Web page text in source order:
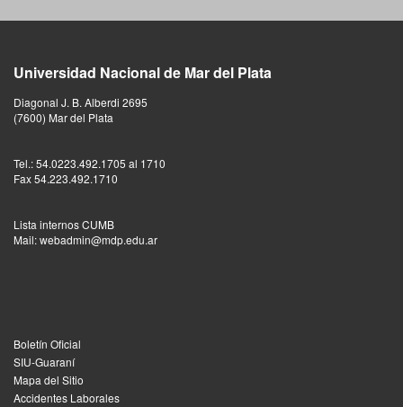
Universidad Nacional de Mar del Plata
Diagonal J. B. Alberdi 2695
(7600) Mar del Plata
Tel.: 54.0223.492.1705 al 1710
Fax 54.223.492.1710
Lista internos CUMB
Mail: webadmin@mdp.edu.ar
Boletín Oficial
SIU-Guaraní
Mapa del Sitio
Accidentes Laborales